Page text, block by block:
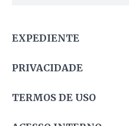
EXPEDIENTE
PRIVACIDADE
TERMOS DE USO